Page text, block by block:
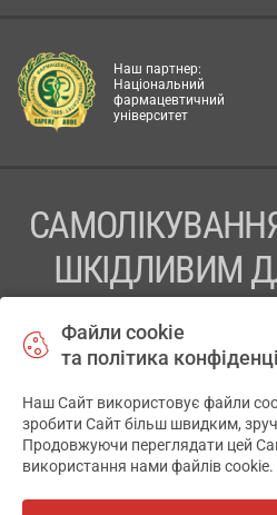
Наш партнер:
Національний
фармацевтичний
університет
ШКІДЛИВИМ
ПЕРЕД ЗАСТОСУВАННЯМ
ТОВ «АПТЕКА 911.ЮА»
Відмова від
Файли cookie
та політика
Наш Сайт використовує файли
зробити Сайт більш швидким,
Продовжуючи переглядати цей
використання нами файлів cookie.